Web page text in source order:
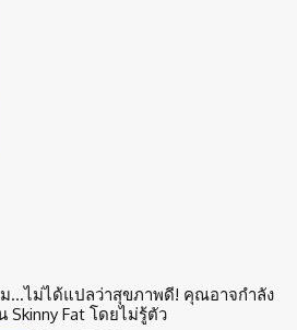
…ไม่ได้แปลว่าสุขภาพดี! คุณอาจกำลัง
Skinny Fat โดยไม่รู้ตัว